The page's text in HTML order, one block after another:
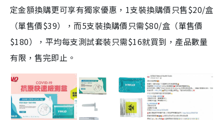
定金額換購更可享有獨家優惠，1支裝換購價只售$20/盒
（單售價$39），而5支裝換購價只需$80/盒（單售價
$180），平均每支測試套裝只需$16就買到，產品數量
有限，售完即止。